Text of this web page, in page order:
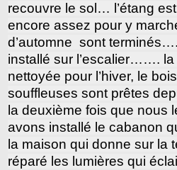
recouvre le sol… l’étang
encore assez pour y
d’automne sont
installé sur l’escalier……. la
nettoyée pour l’hiver, le
souffleuses sont prêtes
la deuxième fois que nous
avons installé le cabanon
la maison qui donne sur
réparé les lumières qui